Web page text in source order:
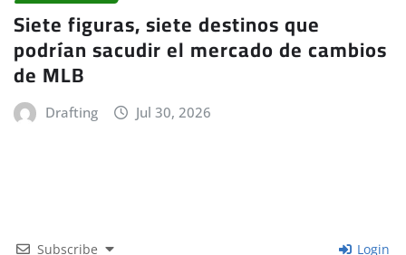
Siete figuras, siete destinos que
podrían sacudir el mercado de cambios
de MLB
Drafting Jul 30, 2026
Subscribe Login